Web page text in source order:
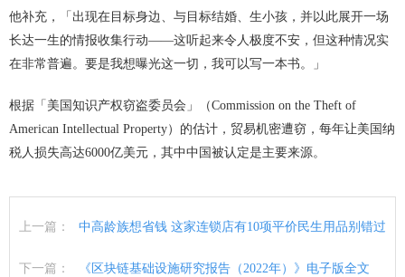
他补充，「出现在目标身边、与目标结婚、生小孩，并以此展开一场
长达一生的情报收集行动——这听起来令人极度不安，但这种情况实
在非常普遍。要是我想曝光这一切，我可以写一本书。」
根据「美国知识产权窃盗委员会」（Commission on the Theft of
American Intellectual Property）的估计，贸易机密遭窃，每年让美国纳
税人损失高达6000亿美元，其中中国被认定是主要来源。
上一篇： 中高龄族想省钱 这家连锁店有10项平价民生用品别错过
下一篇： 《区块链基础设施研究报告（2022年）》电子版全文